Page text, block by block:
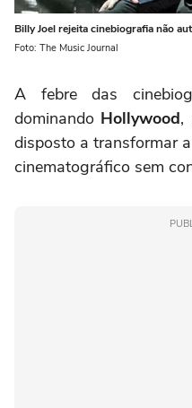
Billy Joel rejeita cinebiografia não
Foto: The Music Journal
A febre das
dominando Hollywood,
disposto a transformar
cinematográfico sem